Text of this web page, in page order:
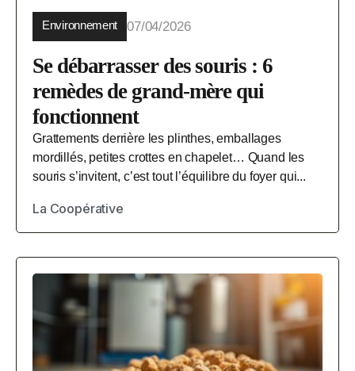
Environnement 07/04/2026
Se débarrasser des souris : 6
remèdes de grand-mère qui
fonctionnent
Grattements derrière les plinthes, emballages
mordillés, petites crottes en chapelet… Quand les
souris s’invitent, c’est tout l’équilibre du foyer qui...
La Coopérative